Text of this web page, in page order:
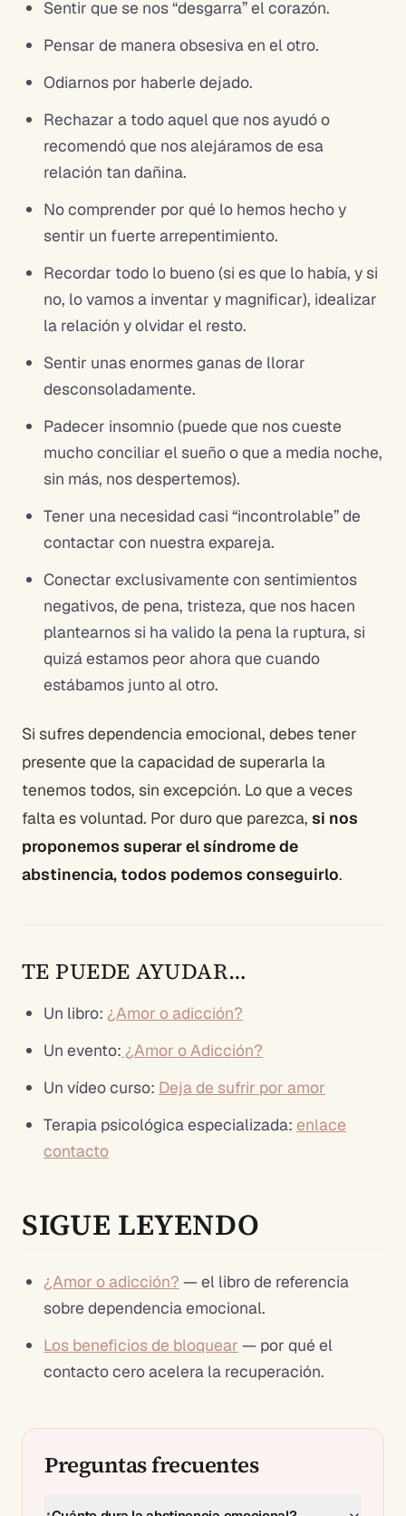
Sentir que se nos “desgarra” el corazón.
Pensar de manera obsesiva en el otro.
Odiarnos por haberle dejado.
Rechazar a todo aquel que nos ayudó o
recomendó que nos alejáramos de esa
relación tan dañina.
No comprender por qué lo hemos hecho y
sentir un fuerte arrepentimiento.
Recordar todo lo bueno (si es que lo había, y si
no, lo vamos a inventar y magnificar), idealizar
la relación y olvidar el resto.
Sentir unas enormes ganas de llorar
desconsoladamente.
Padecer insomnio (puede que nos cueste
mucho conciliar el sueño o que a media noche,
sin más, nos despertemos).
Tener una necesidad casi “incontrolable” de
contactar con nuestra expareja.
Conectar exclusivamente con sentimientos
negativos, de pena, tristeza, que nos hacen
plantearnos si ha valido la pena la ruptura, si
quizá estamos peor ahora que cuando
estábamos junto al otro.
Si sufres dependencia emocional, debes tener
presente que la capacidad de superarla la
tenemos todos, sin excepción. Lo que a veces
falta es voluntad. Por duro que parezca, si nos
proponemos superar el síndrome de
abstinencia, todos podemos conseguirlo.
TE PUEDE AYUDAR…
Un libro: ¿Amor o adicción?
Un evento: ¿Amor o Adicción?
Un vídeo curso: Deja de sufrir por amor
Terapia psicológica especializada: enlace
contacto
SIGUE LEYENDO
¿Amor o adicción? — el libro de referencia
sobre dependencia emocional.
Los beneficios de bloquear — por qué el
contacto cero acelera la recuperación.
Preguntas frecuentes